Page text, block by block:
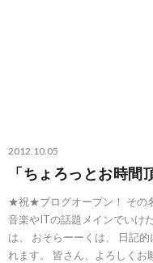
2012.10.05
「ちょろっとお時間
★祝★ブログオープン！ その
音楽やITの話題メインでいけ
は、 おそらーーくは、 日記
れます。 皆さん、よろしくお